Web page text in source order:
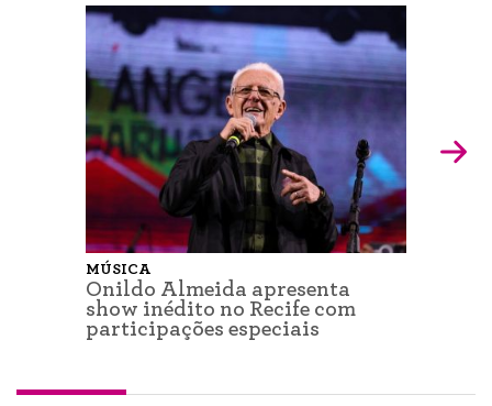
MÚSICA
Onildo Almeida apresenta
show inédito no Recife com
participações especiais